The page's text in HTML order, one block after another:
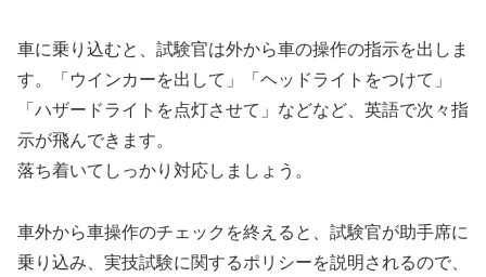
車に乗り込むと、試験官は外から車の操作の指示を出しま
す。「ウインカーを出して」「ヘッドライトをつけて」
「ハザードライトを点灯させて」などなど、英語で次々指
示が飛んできます。
落ち着いてしっかり対応しましょう。
車外から車操作のチェックを終えると、試験官が助手席に
乗り込み、実技試験に関するポリシーを説明されるので、